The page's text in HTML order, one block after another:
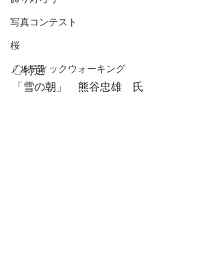
写真コンテスト
桜
ノルディックウォーキング
〇特選
「雪の朝」　熊谷忠雄　氏